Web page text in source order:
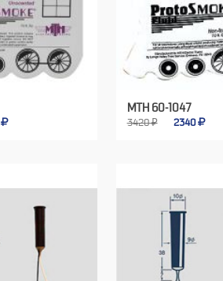
MTH 60-1047
3420 ₽ 2340